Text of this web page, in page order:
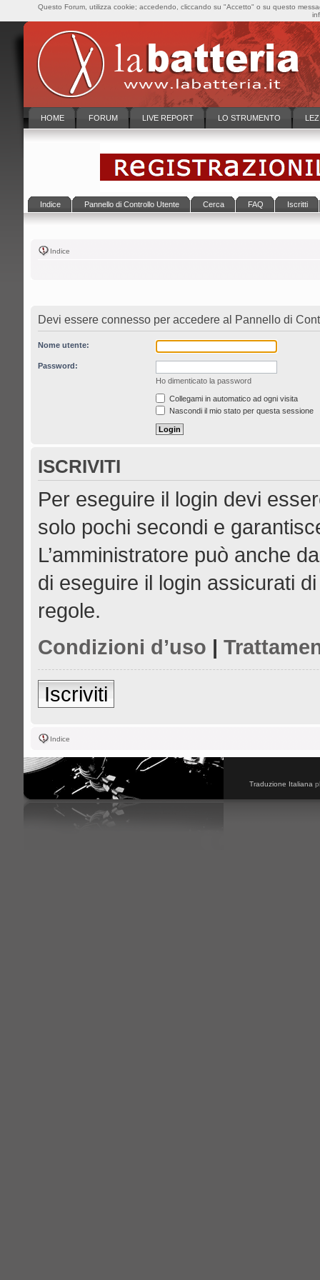
HOME FORUM LIVE REPORT LO STRUMENTO
Indice Pannello di Controllo Utente Cerca FAQ Iscritti
Indice
Devi essere connesso per accedere al Pannello di
Nome utente:
Password:
Ho dimenticato la password
Collegami in automatico ad ogni visita
Nascondi il mio stato per questa sessione
ISCRIVITI
Per eseguire il login devi
solo pochi secondi e
L’amministratore può anche
di eseguire il login assicurati
regole.
Condizioni d’uso |
Iscriviti
Indice
Traduzione Italiana
Questo Forum, utilizza cookie; accedendo, cliccando su "Accetto" o su questo